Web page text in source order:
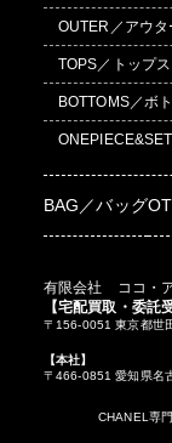
OUTER／アウタ
TOPS／トップス
BOTTOMS／ボ
BAG／バッグ
有限会社 ココ・
【宅配買取・委託
〒156-0051 東京都世
【本社】
〒466-0851 愛知県名
CHANEL専